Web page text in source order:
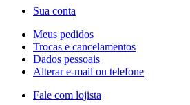
Sua conta
Meus pedidos
Trocas e cancelamentos
Dados pessoais
Alterar e-mail ou telefone
Fale com lojista